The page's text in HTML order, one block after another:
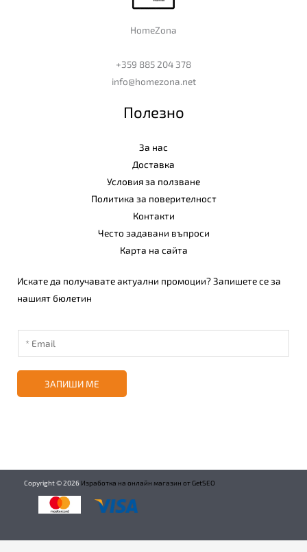
HomeZona
+359 885 204 378
info@homezona.net
Полезно
За нас
Доставка
Условия за ползване
Политика за поверителност
Контакти
Често задавани въпроси
Карта на сайта
Искате да получавате актуални промоции? Запишете се за
нашият бюлетин
ЗАПИШИ МЕ
Copyright ©2026 Изработка на онлайн магазин от GetSEO